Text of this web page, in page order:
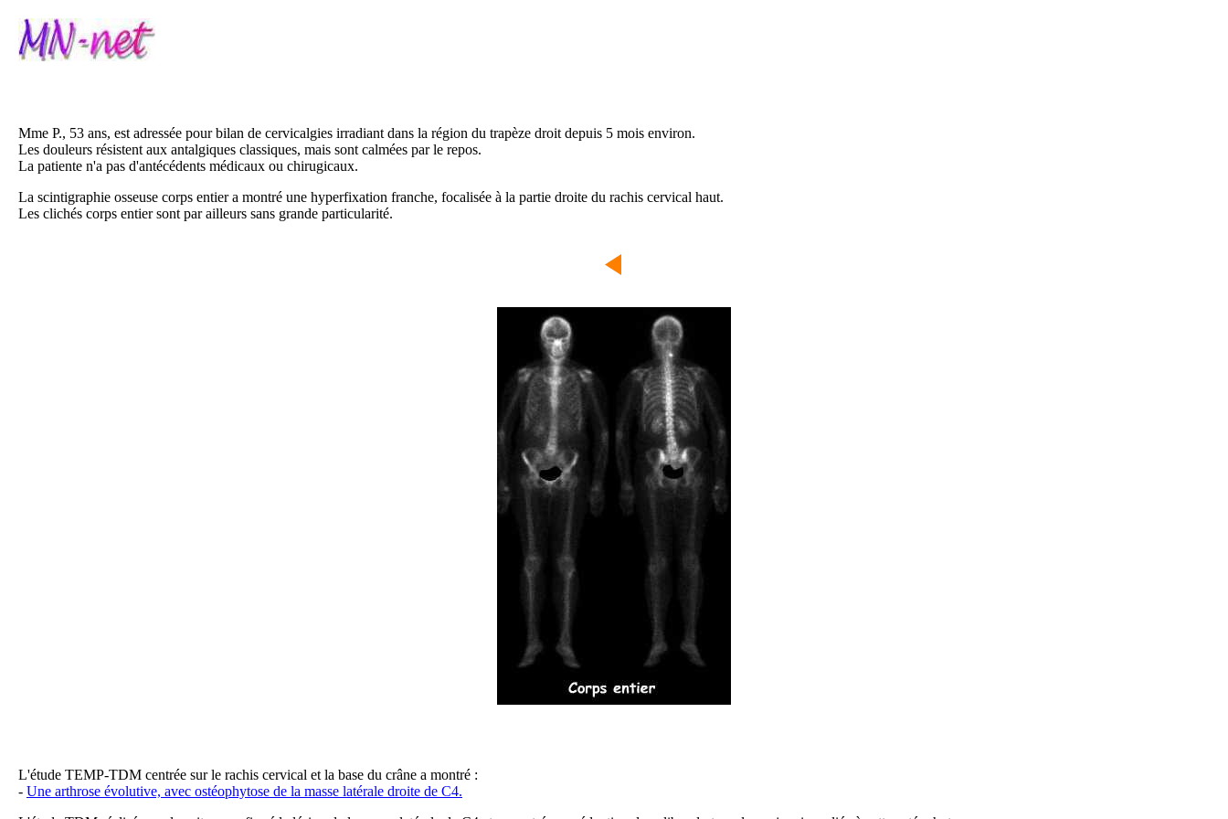
Mme P., 53 ans, est adressée pour bilan de cervicalgies irradiant dans la région du trapèze droit depuis 5 mois environ.
Les douleurs résistent aux antalgiques classiques, mais sont calmées par le repos.
La patiente n'a pas d'antécédents médicaux ou chirugicaux.
La scintigraphie osseuse corps entier a montré une hyperfixation franche, focalisée à la partie droite du rachis cervical haut.
Les clichés corps entier sont par ailleurs sans grande particularité.
L'étude TEMP-TDM centrée sur le rachis cervical et la base du crâne a montré :
- Une arthrose évolutive, avec ostéophytose de la masse latérale droite de C4.